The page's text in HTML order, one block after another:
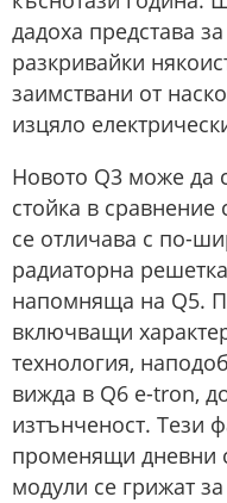
дадоха представа
разкривайки
заимствани от
изцяло
Новото Q3 може да
стойка в сравнение
се отличава с по-
радиаторна
напомняща на Q5.
включващи
технология,
вижда в Q6 e-tron,
изтънченост. Тези
променящи дневни
модули се грижат